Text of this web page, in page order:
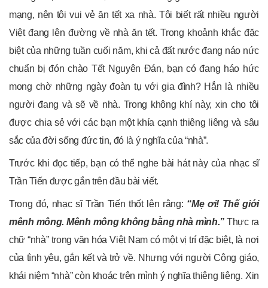
mạng, nên tôi vui vẻ ăn tết xa nhà. Tôi biết rất nhiều người
Việt đang lên đường về nhà ăn tết. Trong khoảnh khắc đặc
biệt của những tuần cuối năm, khi cả đất nước đang náo nức
chuẩn bị đón chào Tết Nguyên Đán, bạn có đang háo hức
mong chờ những ngày đoàn tụ với gia đình? Hẳn là nhiều
người đang và sẽ về nhà. Trong không khí này, xin cho tôi
được chia sẻ với các bạn một khía cạnh thiêng liêng và sâu
sắc của đời sống đức tin, đó là ý nghĩa của “nhà”.
Trước khi đọc tiếp, bạn có thể nghe bài hát này của nhạc sĩ
Trần Tiến được gắn trên đầu bài viết.
Trong đó, nhạc sĩ Trần Tiến thốt lên rằng: “Mẹ ơi! Thế giới
mênh mông. Mênh mông không bằng nhà mình.” Thực ra
chữ “nhà” trong văn hóa Việt Nam có một vị trí đặc biệt, là nơi
của tình yêu, gắn kết và trở về. Nhưng với người Công giáo,
khái niệm “nhà” còn khoác trên mình ý nghĩa thiêng liêng. Xin